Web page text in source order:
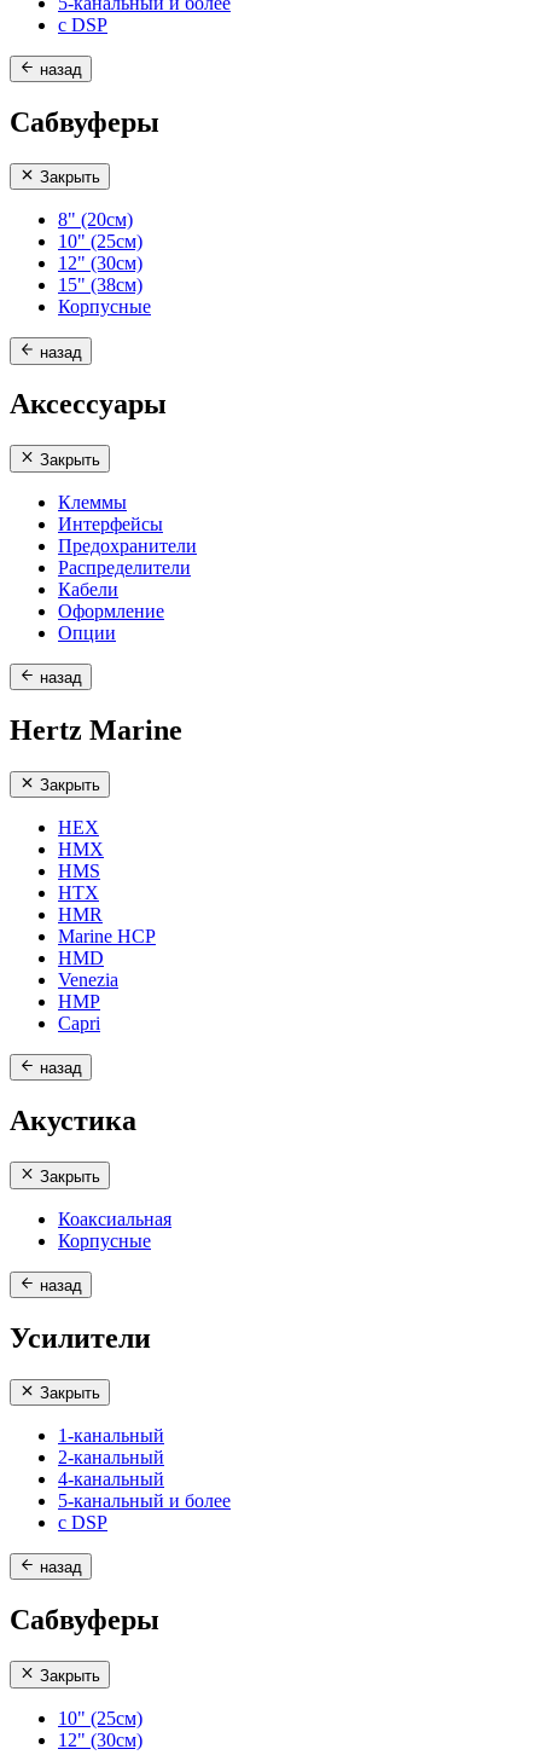
с DSP
назад
Сабвуферы
Закрыть
8" (20см)
10" (25см)
12" (30см)
15" (38см)
Корпусные
назад
Аксессуары
Закрыть
Клеммы
Интерфейсы
Предохранители
Распределители
Кабели
Оформление
Опции
назад
Hertz Marine
Закрыть
HEX
HMX
HMS
HTX
HMR
Marine HCP
HMD
Venezia
HMP
Capri
назад
Акустика
Закрыть
Коаксиальная
Корпусные
назад
Усилители
Закрыть
1-канальный
2-канальный
4-канальный
5-канальный и более
с DSP
назад
Сабвуферы
Закрыть
10" (25см)
12" (30см)